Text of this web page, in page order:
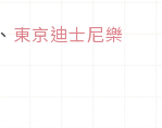
、 東京迪士尼樂